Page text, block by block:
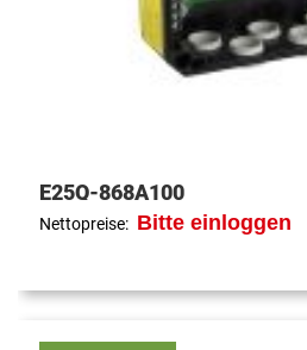
E25Q-868A100
Nettopreise: Bitte einloggen